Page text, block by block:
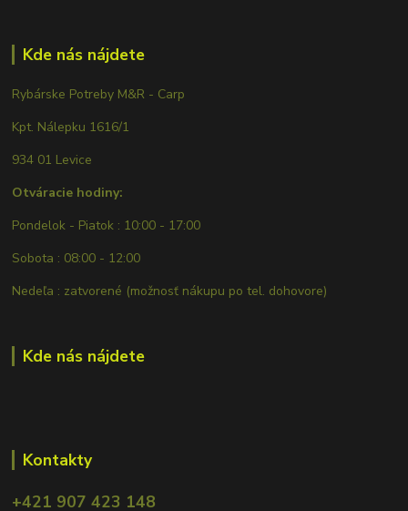
Kde nás nájdete
Rybárske Potreby M&R - Carp
Kpt. Nálepku 1616/1
934 01 Levice
Otváracie hodiny:
Pondelok - Piatok : 10:00 - 17:00
Sobota : 08:00 - 12:00
Nedeľa : zatvorené (možnosť nákupu po tel. dohovore)
Kde nás nájdete
Kontakty
+421 907 423 148